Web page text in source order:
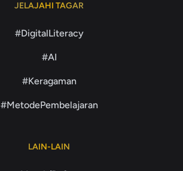
JELAJAHI TAGAR
#DigitalLiteracy
#AI
#Keragaman
#MetodePembelajaran
LAIN-LAIN